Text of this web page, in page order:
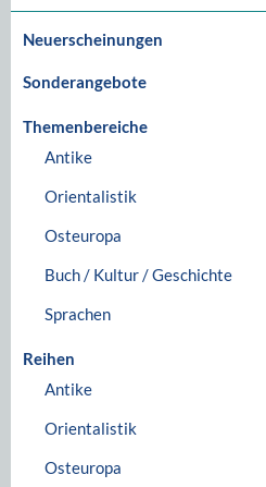
Neuerscheinungen
Sonderangebote
Themenbereiche
Antike
Orientalistik
Osteuropa
Buch / Kultur / Geschichte
Sprachen
Reihen
Antike
Orientalistik
Osteuropa